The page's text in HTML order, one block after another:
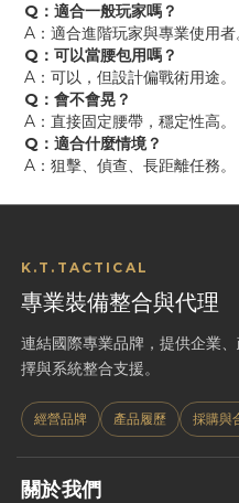
Q：適合一般玩家嗎？
A：適合進階玩家與專業使用者
Q：可以當腰包用嗎？
A：可以，但設計偏戰術用途。
Q：會不會晃？
A：直接固定腰帶，穩定性高。
Q：適合什麼情境？
A：狙擊、偵查、長距離任務。
K.T.TACTICAL
專業裝備整合與代理
連結國際專業品牌，提供企業
擇與系統整合支援。
經營品牌 產品履歷 採購與
關於我們